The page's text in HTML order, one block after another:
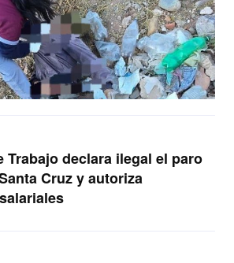
Trabajo declara ilegal el paro
Cruz y autoriza